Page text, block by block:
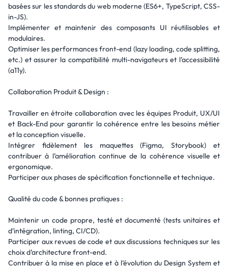
basées sur les standards du web moderne (ES6+, TypeScript, CSS-
in-JS).
Implémenter et maintenir des composants UI réutilisables et
modulaires.
Optimiser les performances front-end (lazy loading, code splitting,
etc.) et assurer la compatibilité multi-navigateurs et l’accessibilité
(a11y).
Collaboration Produit & Design :
Travailler en étroite collaboration avec les équipes Produit, UX/UI
et Back-End pour garantir la cohérence entre les besoins métier
et la conception visuelle.
Intégrer fidèlement les maquettes (Figma, Storybook) et
contribuer à l’amélioration continue de la cohérence visuelle et
ergonomique.
Participer aux phases de spécification fonctionnelle et technique.
Qualité du code & bonnes pratiques :
Maintenir un code propre, testé et documenté (tests unitaires et
d’intégration, linting, CI/CD).
Participer aux revues de code et aux discussions techniques sur les
choix d’architecture front-end.
Contribuer à la mise en place et à l’évolution du Design System et